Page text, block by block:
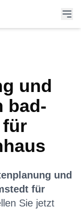
und
bad-
für
und
für
Sie jetzt